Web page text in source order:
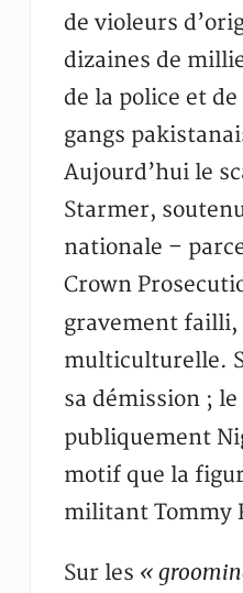
de violeurs
dizaines de
de la police et
gangs
Aujourd’hui le
Starmer,
nationale –
Crown
gravement failli,
multiculturelle.
sa démission ;
publiquement
motif que la
militant Tommy
Sur les «